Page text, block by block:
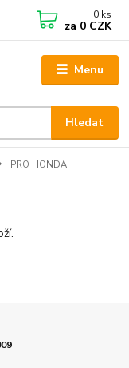
Menu
Hledat
0 ks
za 0 CZK
PRO HONDA